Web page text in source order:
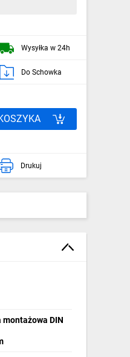
Wysyłka w 24h
Do Schowka
Drukuj
montażowa DIN